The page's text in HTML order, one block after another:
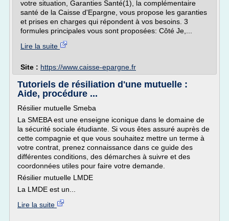
votre situation, Garanties Santé(1), la complémentaire
santé de la Caisse d'Epargne, vous propose les garanties
et prises en charges qui répondent à vos besoins. 3
formules principales vous sont proposées: Côté Je,...
Lire la suite
Site : https://www.caisse-epargne.fr
Tutoriels de résiliation d'une mutuelle :
Aide, procédure ...
Résilier mutuelle Smeba
La SMEBA est une enseigne iconique dans le domaine de
la sécurité sociale étudiante. Si vous êtes assuré auprès de
cette compagnie et que vous souhaitez mettre un terme à
votre contrat, prenez connaissance dans ce guide des
différentes conditions, des démarches à suivre et des
coordonnées utiles pour faire votre demande.
Résilier mutuelle LMDE
La LMDE est un...
Lire la suite